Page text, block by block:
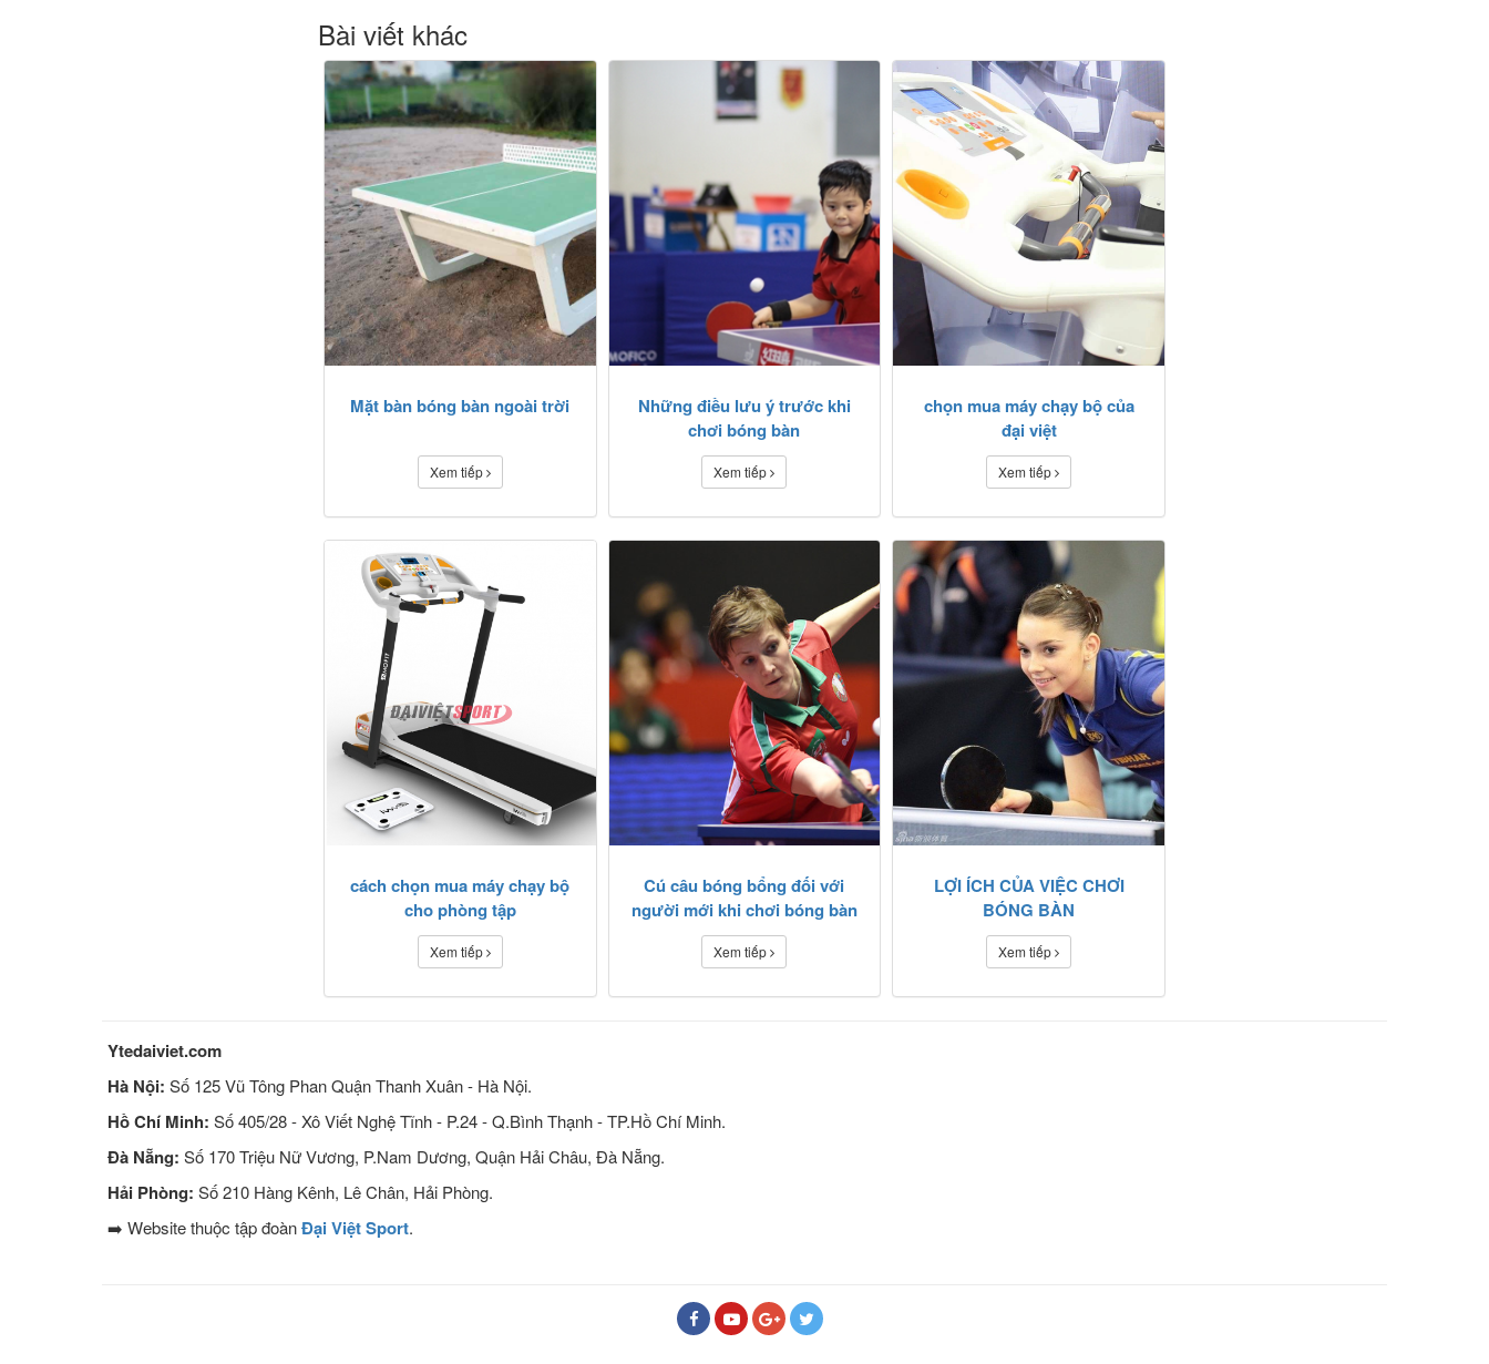
Bài viết khác
Mặt bàn bóng bàn ngoài trời
Xem tiếp
Những điều lưu ý trước khi
chơi bóng bàn
Xem tiếp
chọn mua máy chạy bộ của
đại việt
Xem tiếp
cách chọn mua máy chạy bộ
cho phòng tập
Xem tiếp
Cú câu bóng bổng đối với
người mới khi chơi bóng bàn
Xem tiếp
LỢI ÍCH CỦA VIỆC CHƠI
BÓNG BÀN
Xem tiếp
Ytedaiviet.com
Hà Nội: Số 125 Vũ Tông Phan Quận Thanh Xuân - Hà Nội.
Hồ Chí Minh: Số 405/28 - Xô Viết Nghệ Tĩnh - P.24 - Q.Bình Thạnh - TP.Hồ Chí Minh.
Đà Nẵng: Số 170 Triệu Nữ Vương, P.Nam Dương, Quận Hải Châu, Đà Nẵng.
Hải Phòng: Số 210 Hàng Kênh, Lê Chân, Hải Phòng.
➡️ Website thuộc tập đoànĐại Việt Sport.